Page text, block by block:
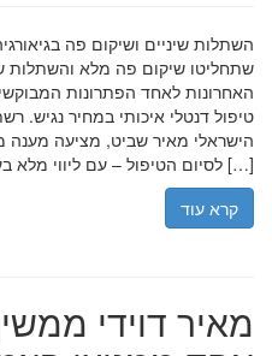
שתחליטו שיקום פה מלא והשתלות
האחרונות לאחד הפתרונות
טיפול דנטלי איכותי במחיר נגיש.
הישראלי מאיר שביט, מציעה מענה
לסיום הטיפול – עם ליווי מלא בעברית […]
קרא עוד
מאיר דוידי